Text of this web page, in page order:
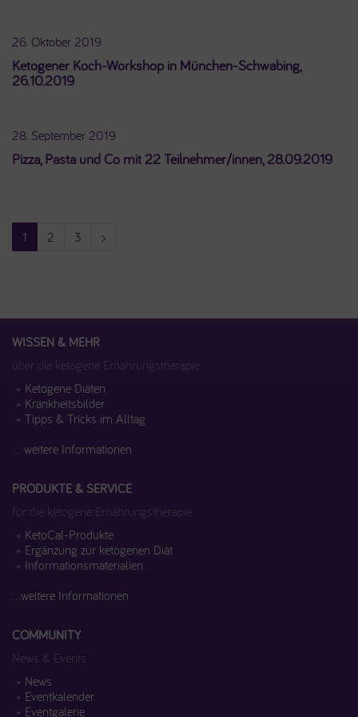
26. Oktober 2019
Ketogener Koch-Workshop in München-Schwabing,
26.10.2019
28. September 2019
Pizza, Pasta und Co mit 22 Teilnehmer/innen, 28.09.2019
1 2 3 >
WISSEN & MEHR
über die ketogene Ernährungstherapie
Ketogene Diäten
Krankheitsbilder
Tipps & Tricks im Alltag
... weitere Informationen
PRODUKTE & SERVICE
für die ketogene Ernährungstherapie
KetoCal-Produkte
Ergänzung zur ketogenen Diät
Informationsmaterialien
...weitere Informationen
COMMUNITY
News & Events
News
Eventkalender
Eventgalerie